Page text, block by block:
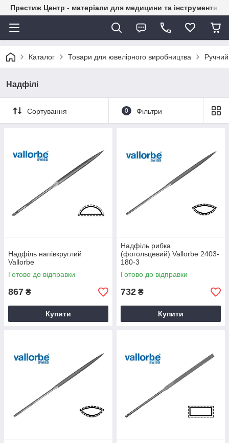
Престиж Центр - матеріали для медицини та інструменти
Каталог Товари для ювелірного виробництва Ручний
Надфілі
Сортування 0 Фільтри
Надфіль напівкруглий
Vallorbe
Готово до відправки
867 ₴
Купити
Надфіль рибка
(фогольцевий) Vallorbe 2403-
180-3
Готово до відправки
732 ₴
Купити